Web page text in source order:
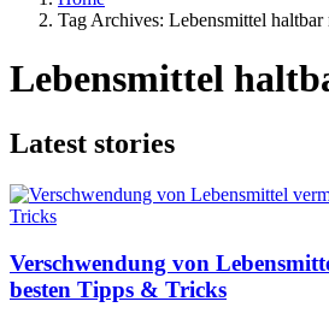
Tag Archives: Lebensmittel haltbar
Lebensmittel
Latest stories
Verschwendung von
besten Tipps & Tricks